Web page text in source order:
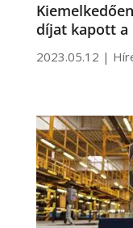
díjat kapott a
2023.05.12 |